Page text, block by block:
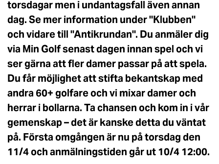
torsdagar men i undantagsfall även annan
dag. Se mer information under "Klubben"
och vidare till "Antikrundan". Du anmäler dig
via Min Golf senast dagen innan spel och vi
ser gärna att fler damer passar på att spela.
Du får möjlighet att stifta bekantskap med
andra 60+ golfare och vi mixar damer och
herrar i bollarna. Ta chansen och kom in i vår
gemenskap – det är kanske detta du väntat
på. Första omgången är nu på torsdag den
11/4 och anmälningstiden går ut 10/4 12:00.